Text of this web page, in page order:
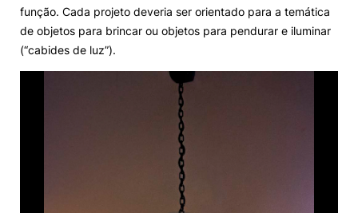
Elogio / Sugestão / Reclamação
função. Cada projeto deveria ser orientado para a temática
de objetos para brincar ou objetos para pendurar e iluminar
(“cabides de luz”).